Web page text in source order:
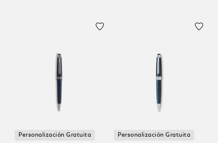
Personalización Gratuita Personalización Gratuita